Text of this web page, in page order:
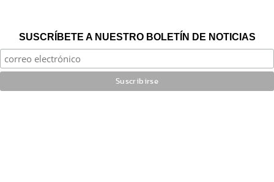
SUSCRÍBETE A NUESTRO BOLETÍN DE NOTICIAS